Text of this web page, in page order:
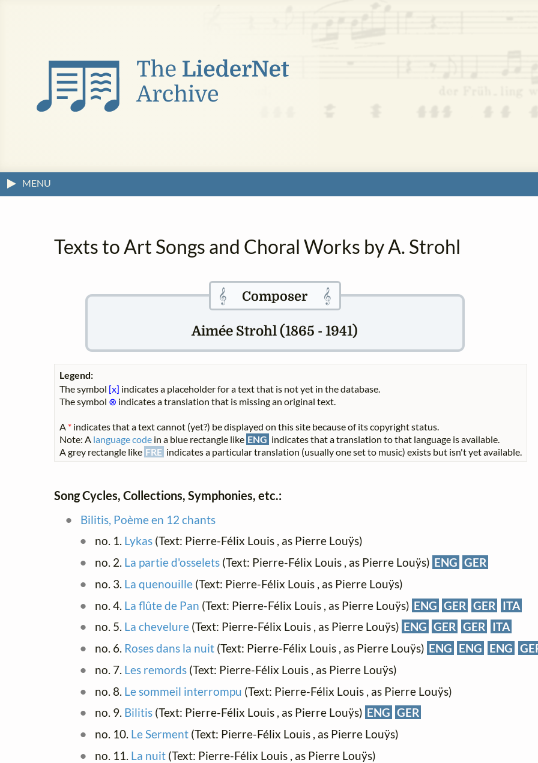
MENU
Texts to Art Songs and Choral Works by A. Strohl
𝄞 Composer 𝄞
Aimée Strohl (1865 - 1941)
Legend:
The symbol [x] indicates a placeholder for a text that is not yet in the database.
The symbol ⊗ indicates a translation that is missing an original text.
A * indicates that a text cannot (yet?) be displayed on this site because of its copyright status.
Note: A language code in a blue rectangle like ENG indicates that a translation to that language is available.
A grey rectangle like FRE indicates a particular translation (usually one set to music) exists but isn't yet available.
Song Cycles, Collections, Symphonies, etc.:
Bilitis, Poème en 12 chants
no. 1. Lykas(Text: Pierre-Félix Louis , as Pierre Louÿs)
no. 2. La partie d'osselets(Text: Pierre-Félix Louis , as Pierre Louÿs) ENG GER
no. 3. La quenouille(Text: Pierre-Félix Louis , as Pierre Louÿs)
no. 4. La flûte de Pan (Text: Pierre-Félix Louis , as Pierre Louÿs) ENG GER GER
ITA
no. 5. La chevelure(Text: Pierre-Félix Louis , as Pierre Louÿs) ENG GER GER ITA
no. 6. Roses dans la nuit (Text: Pierre-Félix Louis , as Pierre Louÿs) ENG ENG ENG
no. 7. Les remords(Text: Pierre-Félix Louis , as Pierre Louÿs)
no. 8. Le sommeil interrompu (Text: Pierre-Félix Louis , as Pierre Louÿs)
no. 9. Bilitis(Text: Pierre-Félix Louis , as Pierre Louÿs) ENG GER
no. 10. Le Serment(Text: Pierre-Félix Louis , as Pierre Louÿs)
no. 11. La nuit(Text: Pierre-Félix Louis , as Pierre Louÿs)